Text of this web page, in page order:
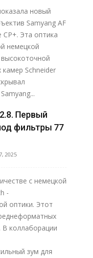
новый
Samyang AF
CP+. Эта оптика
немецкой
Schneider
Первый
фильтры 77
2025
с немецкой
-
оптики. Этот
В коллаборации
зум для